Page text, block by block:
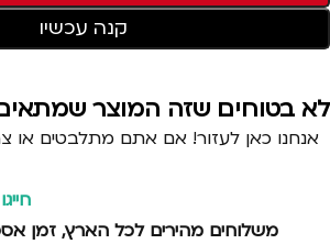
קנה עכשיו
לא בטוחים שזה המוצר
אנחנו כאן לעזור! אם אתם מתלבטים או
חייגו